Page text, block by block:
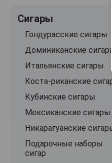
Сигары
Гондурасские сигары
Доминиканские сигары
Итальянские сигары
Коста-риканские
Кубинские сигары
Мексиканские сигары
Никарагуанские
Подарочные наборы
сигар